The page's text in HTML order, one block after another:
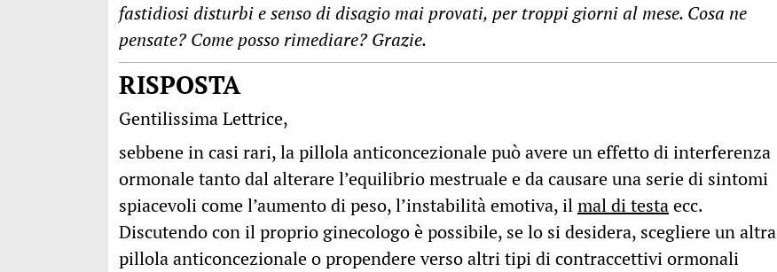
fastidiosi disturbi e senso di disagio mai provati, per troppi giorni al mese. Cosa ne
pensate? Come posso rimediare? Grazie.
RISPOSTA
Gentilissima Lettrice,
sebbene in casi rari, la pillola anticoncezionale può avere un effetto di interferenza
ormonale tanto dal alterare l’equilibrio mestruale e da causare una serie di sintomi
spiacevoli come l’aumento di peso, l’instabilità emotiva, ilmal di testaecc.
Discutendo con il proprio ginecologo è possibile, se lo si desidera, scegliere un altra
pillola anticoncezionale o propendere verso altri tipi di contraccettivi ormonali